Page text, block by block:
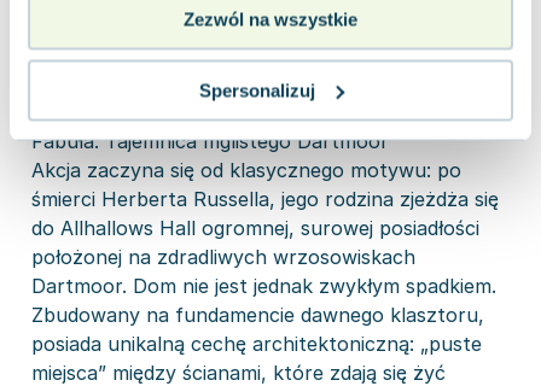
Zezwól na wszystkie
Spersonalizuj
nawiedzonym domu, podany w sposób, który
zadowoli zarówno wiernych fanów brytyjskiego
mistrza, jak i czytelników szukających gęstej,
gotyckiej atmosfery.
Fabuła: Tajemnica mglistego Dartmoor
Akcja zaczyna się od klasycznego motywu: po
śmierci Herberta Russella, jego rodzina zjeżdża się
do Allhallows Hall ogromnej, surowej posiadłości
położonej na zdradliwych wrzosowiskach
Dartmoor. Dom nie jest jednak zwykłym spadkiem.
Zbudowany na fundamencie dawnego klasztoru,
posiada unikalną cechę architektoniczną: „puste
miejsca” między ścianami, które zdają się żyć